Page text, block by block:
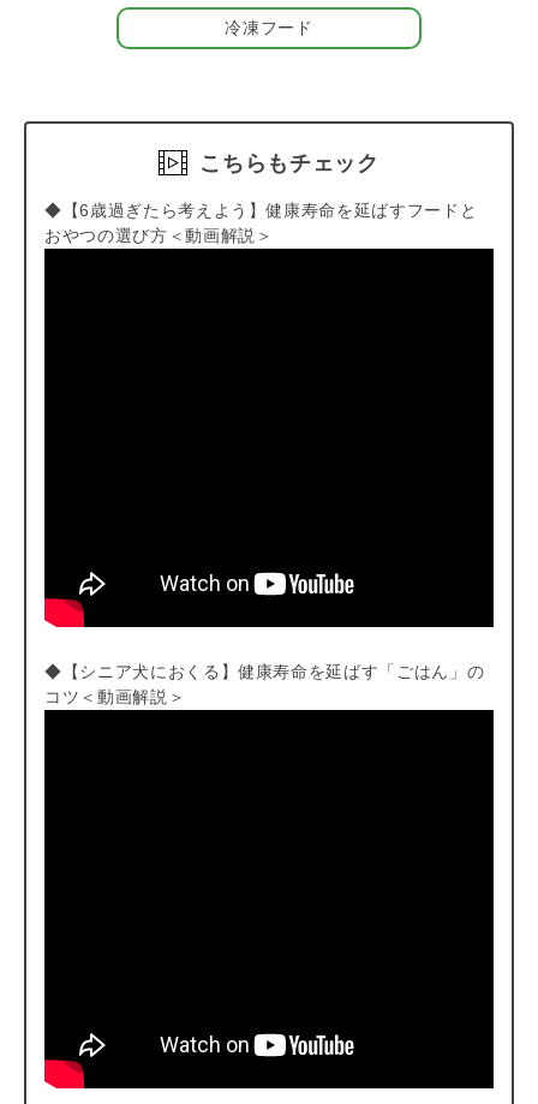
歴からのご注文キャンセル、修正を受け付けることができな
い場合がございます。
冷凍フード
こちらもチェック
◆【6歳過ぎたら考えよう】健康寿命を延ばすフードと
おやつの選び方＜動画解説＞
◆【シニア犬におくる】健康寿命を延ばす「ごはん」の
コツ＜動画解説＞